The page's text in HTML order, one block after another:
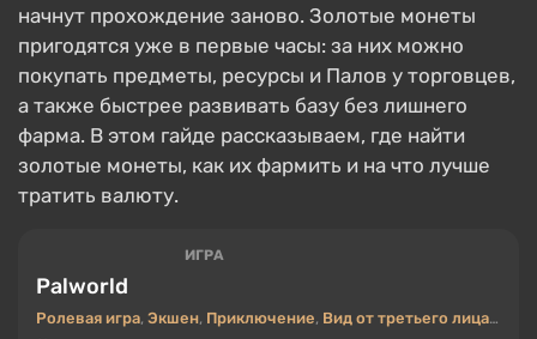
начнут прохождение заново. Золотые монеты
пригодятся уже в первые часы: за них можно
покупать предметы, ресурсы и Палов у торговцев,
а также быстрее развивать базу без лишнего
фарма. В этом гайде рассказываем, где найти
золотые монеты, как их фармить и на что лучше
тратить валюту.
ИГРА
Palworld
Ролевая игра, Экшен, Приключение, Вид от третьего лица,Инди